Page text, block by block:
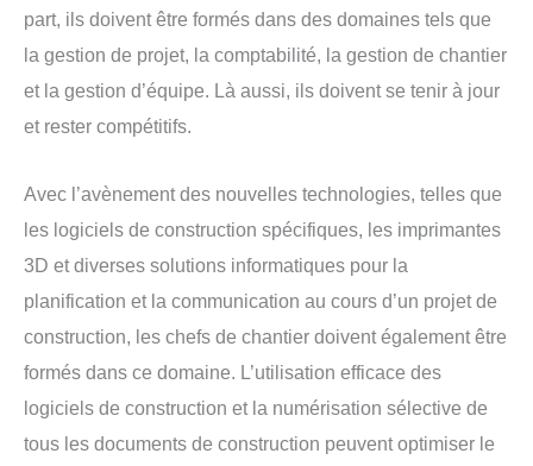
part, ils doivent être formés dans des domaines tels que
la gestion de projet, la comptabilité, la gestion de chantier
et la gestion d’équipe. Là aussi, ils doivent se tenir à jour
et rester compétitifs.
Avec l’avènement des nouvelles technologies, telles que
les logiciels de construction spécifiques, les imprimantes
3D et diverses solutions informatiques pour la
planification et la communication au cours d’un projet de
construction, les chefs de chantier doivent également être
formés dans ce domaine. L’utilisation efficace des
logiciels de construction et la numérisation sélective de
tous les documents de construction peuvent optimiser le